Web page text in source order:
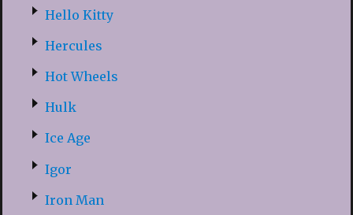
Hello Kitty
Hercules
Hot Wheels
Hulk
Ice Age
Igor
Iron Man